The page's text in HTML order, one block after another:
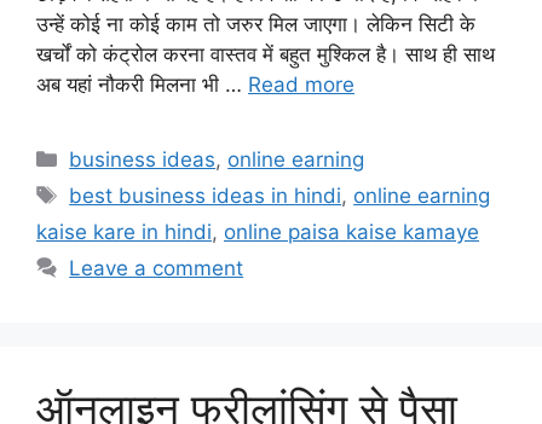
उन्हें कोई ना कोई काम तो जरुर मिल जाएगा। लेकिन सिटी के
खर्चों को कंट्रोल करना वास्तव में बहुत मुश्किल है। साथ ही साथ
अब यहां नौकरी मिलना भी … Read more
Categories
business ideas, online earning
Tags
best business ideas in hindi, online earning
kaise kare in hindi, online paisa kaise kamaye
Leave a comment
ऑनलाइन फ्रीलांसिंग से पैसा